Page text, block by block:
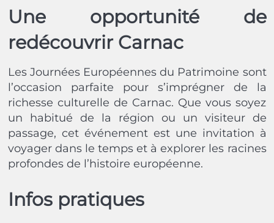
Une opportunité de
redécouvrir Carnac
Les Journées Européennes du Patrimoine sont
l’occasion parfaite pour s’imprégner de la
richesse culturelle de Carnac. Que vous soyez
un habitué de la région ou un visiteur de
passage, cet événement est une invitation à
voyager dans le temps et à explorer les racines
profondes de l’histoire européenne.
Infos pratiques